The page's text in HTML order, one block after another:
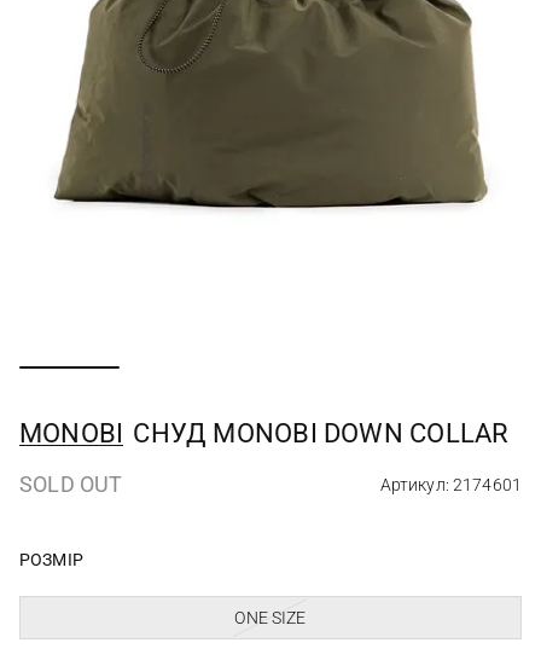
MONOBI СНУД MONOBI DOWN COLLAR
SOLD OUT Артикул: 2174601
РОЗМІР
ONE SIZE